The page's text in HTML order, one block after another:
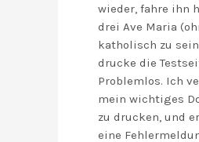
wieder, fahre ihn
drei Ave Maria
katholisch zu
drucke die
Problemlos. Ich
mein wichtiges
zu drucken, und
eine